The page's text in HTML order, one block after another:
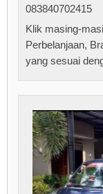
083840702415
Klik masing-
Perbelanjaan,
yang sesuai